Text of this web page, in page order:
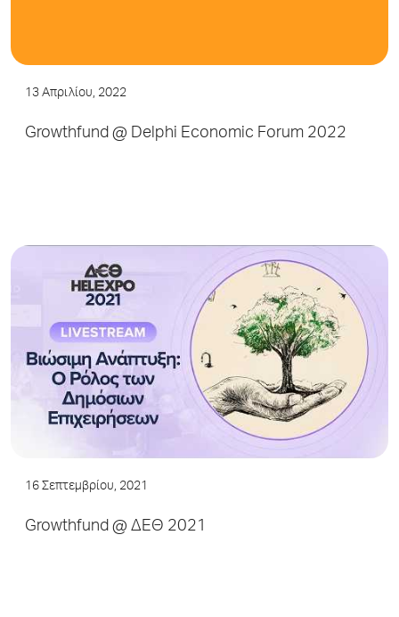
13 Απριλίου, 2022
Growthfund @ Delphi Economic Forum 2022
16 Σεπτεμβρίου, 2021
Growthfund @ ΔΕΘ 2021